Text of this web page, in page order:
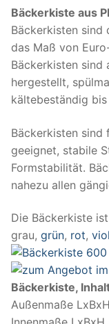
Suchen
nach:
Bäckerkiste aus
Bäckerkisten sind
das Maß von
Bäckerkisten sind
hergestellt,
kältebeständig
Bäckerkisten sind
geeignet, stabile
Formstabilität.
nahezu allen
Die Bäckerkiste
grau, grün, rot,
Bäckerkiste,
Außenmaße